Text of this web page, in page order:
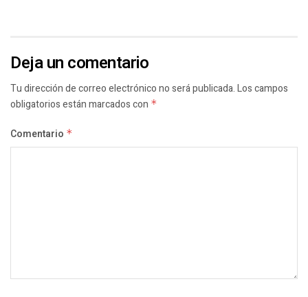
Deja un comentario
Tu dirección de correo electrónico no será publicada.Los campos
obligatorios están marcados con *
Comentario *